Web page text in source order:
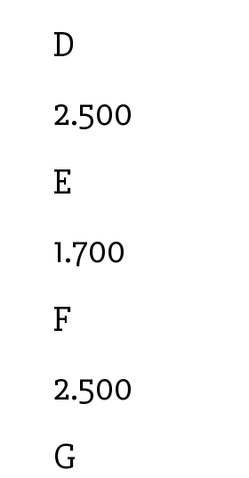
D
2.500
E
1.700
F
2.500
G